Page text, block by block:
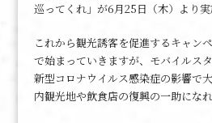
巡ってくれ」が6月25日（木）より実
これから観光誘客を促進するキャン
で始まっていきますが、モバイルス
新型コロナウイルス感染症の影響で
内観光地や飲食店の復興の一助にな